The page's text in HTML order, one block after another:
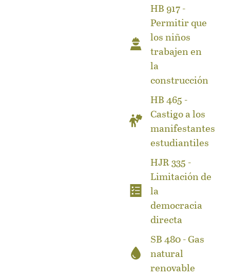
HB 917 -
Permitir que
los niños
trabajen en
la
construcción
HB 465 -
Castigo a los
manifestantes
estudiantiles
HJR 335 -
Limitación de
la
democracia
directa
SB 480 - Gas
natural
renovable